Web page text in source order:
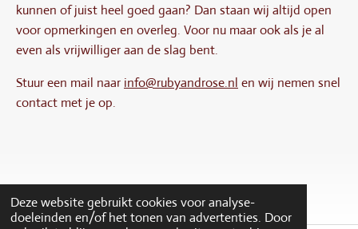
Deze website gebruikt cookies voor analyse-
doeleinden en/of het tonen van advertenties. Door
kunnen of juist heel goed gaan? Dan staan wij altijd open
voor opmerkingen en overleg. Voor nu maar ook als je al
even als vrijwilliger aan de slag bent.
Stuur een mail naar info@rubyandrose.nl en wij nemen snel
contact met je op.